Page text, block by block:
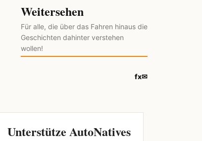
Weitersehen
Für alle, die über das Fahren hinaus die
Geschichten dahinter verstehen
wollen!
fx✉
Unterstütze AutoNatives